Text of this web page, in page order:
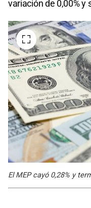
variación de 0,00% y
El MEP cayó 0,28% y